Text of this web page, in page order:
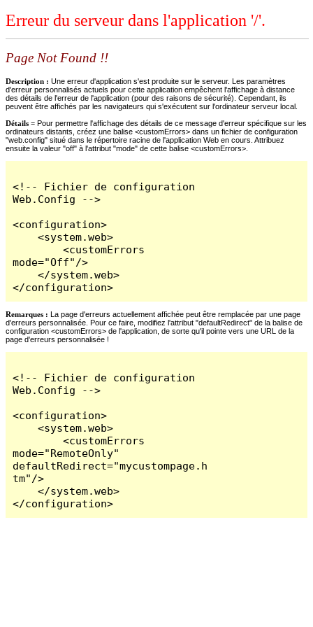
Erreur du serveur dans l'application '/'.
Page Not Found !!
Description : Une erreur d'application s'est produite sur le serveur. Les paramètres
d'erreur personnalisés actuels pour cette application empêchent l'affichage à distance
des détails de l'erreur de l'application (pour des raisons de sécurité). Cependant, ils
peuvent être affichés par les navigateurs qui s'exécutent sur l'ordinateur serveur local.
Détails = Pour permettre l'affichage des détails de ce message d'erreur spécifique sur les
ordinateurs distants, créez une balise <customErrors> dans un fichier de configuration
"web.config" situé dans le répertoire racine de l'application Web en cours. Attribuez
ensuite la valeur "off" à l'attribut "mode" de cette balise <customErrors>.
<!-- Fichier de configuration
Web.Config -->
<configuration>
    <system.web>
        <customErrors
mode="Off"/>
    </system.web>
</configuration>
Remarques : La page d'erreurs actuellement affichée peut être remplacée par une page
d'erreurs personnalisée. Pour ce faire, modifiez l'attribut "defaultRedirect" de la balise de
configuration <customErrors> de l'application, de sorte qu'il pointe vers une URL de la
page d'erreurs personnalisée !
<!-- Fichier de configuration
Web.Config -->
<configuration>
    <system.web>
        <customErrors
mode="RemoteOnly"
defaultRedirect="mycustompage.h
tm"/>
    </system.web>
</configuration>